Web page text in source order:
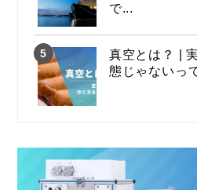
で...
真空とは？ |
態じゃないっ